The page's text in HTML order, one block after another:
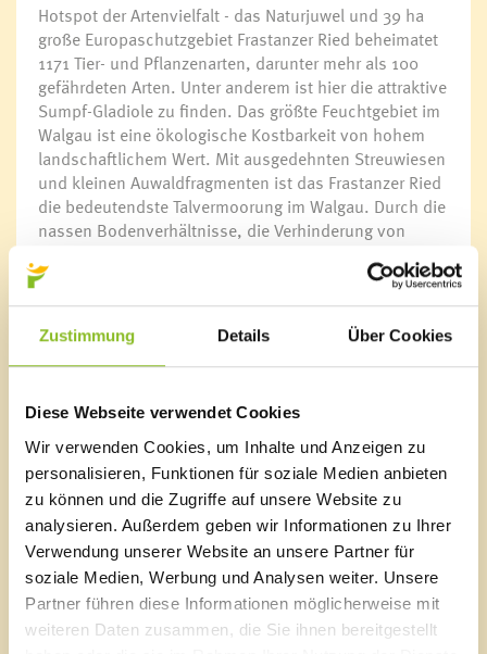
Zustimmung Details Über Cookies
Diese Webseite verwendet Cookies
Wir verwenden Cookies, um Inhalte und Anzeigen zu
personalisieren, Funktionen für soziale Medien anbieten
zu können und die Zugriffe auf unsere Website zu
analysieren. Außerdem geben wir Informationen zu Ihrer
Verwendung unserer Website an unsere Partner für
soziale Medien, Werbung und Analysen weiter. Unsere
Partner führen diese Informationen möglicherweise mit
weiteren Daten zusammen, die Sie ihnen bereitgestellt
Hotspot der Artenvielfalt - das Naturjuwel und 39 ha
große Europaschutzgebiet Frastanzer Ried beheimatet
1171 Tier- und Pflanzenarten, darunter mehr als 100
gefährdeten Arten. Unter anderem ist hier die attraktive
Sumpf-Gladiole zu finden. Das größte Feuchtgebiet im
Walgau ist eine ökologische Kostbarkeit von hohem
landschaftlichem Wert. Mit ausgedehnten Streuwiesen
und kleinen Auwaldfragmenten ist das Frastanzer Ried
die bedeutendste Talvermoorung im Walgau. Durch die
nassen Bodenverhältnisse, die Verhinderung von
landwirtschaftliche Streuwiesennutzung konnte die
herausragende Artenvielfalt erhalten werden.
Damit das so bleibt, wurden am Vielfaltertag die
drüsigen Springkrauts mit Sense und Heugabel
entfernt. Beide Pflanzenarten gehören zu den
sogenannten invasiven Fremdpflanzen. Sie bilden in
wenigen Jahren große Bestände und verdrängen
dadurch die heimische Flora, die gerade im Frastanzer
Ried so vielfältig ist.